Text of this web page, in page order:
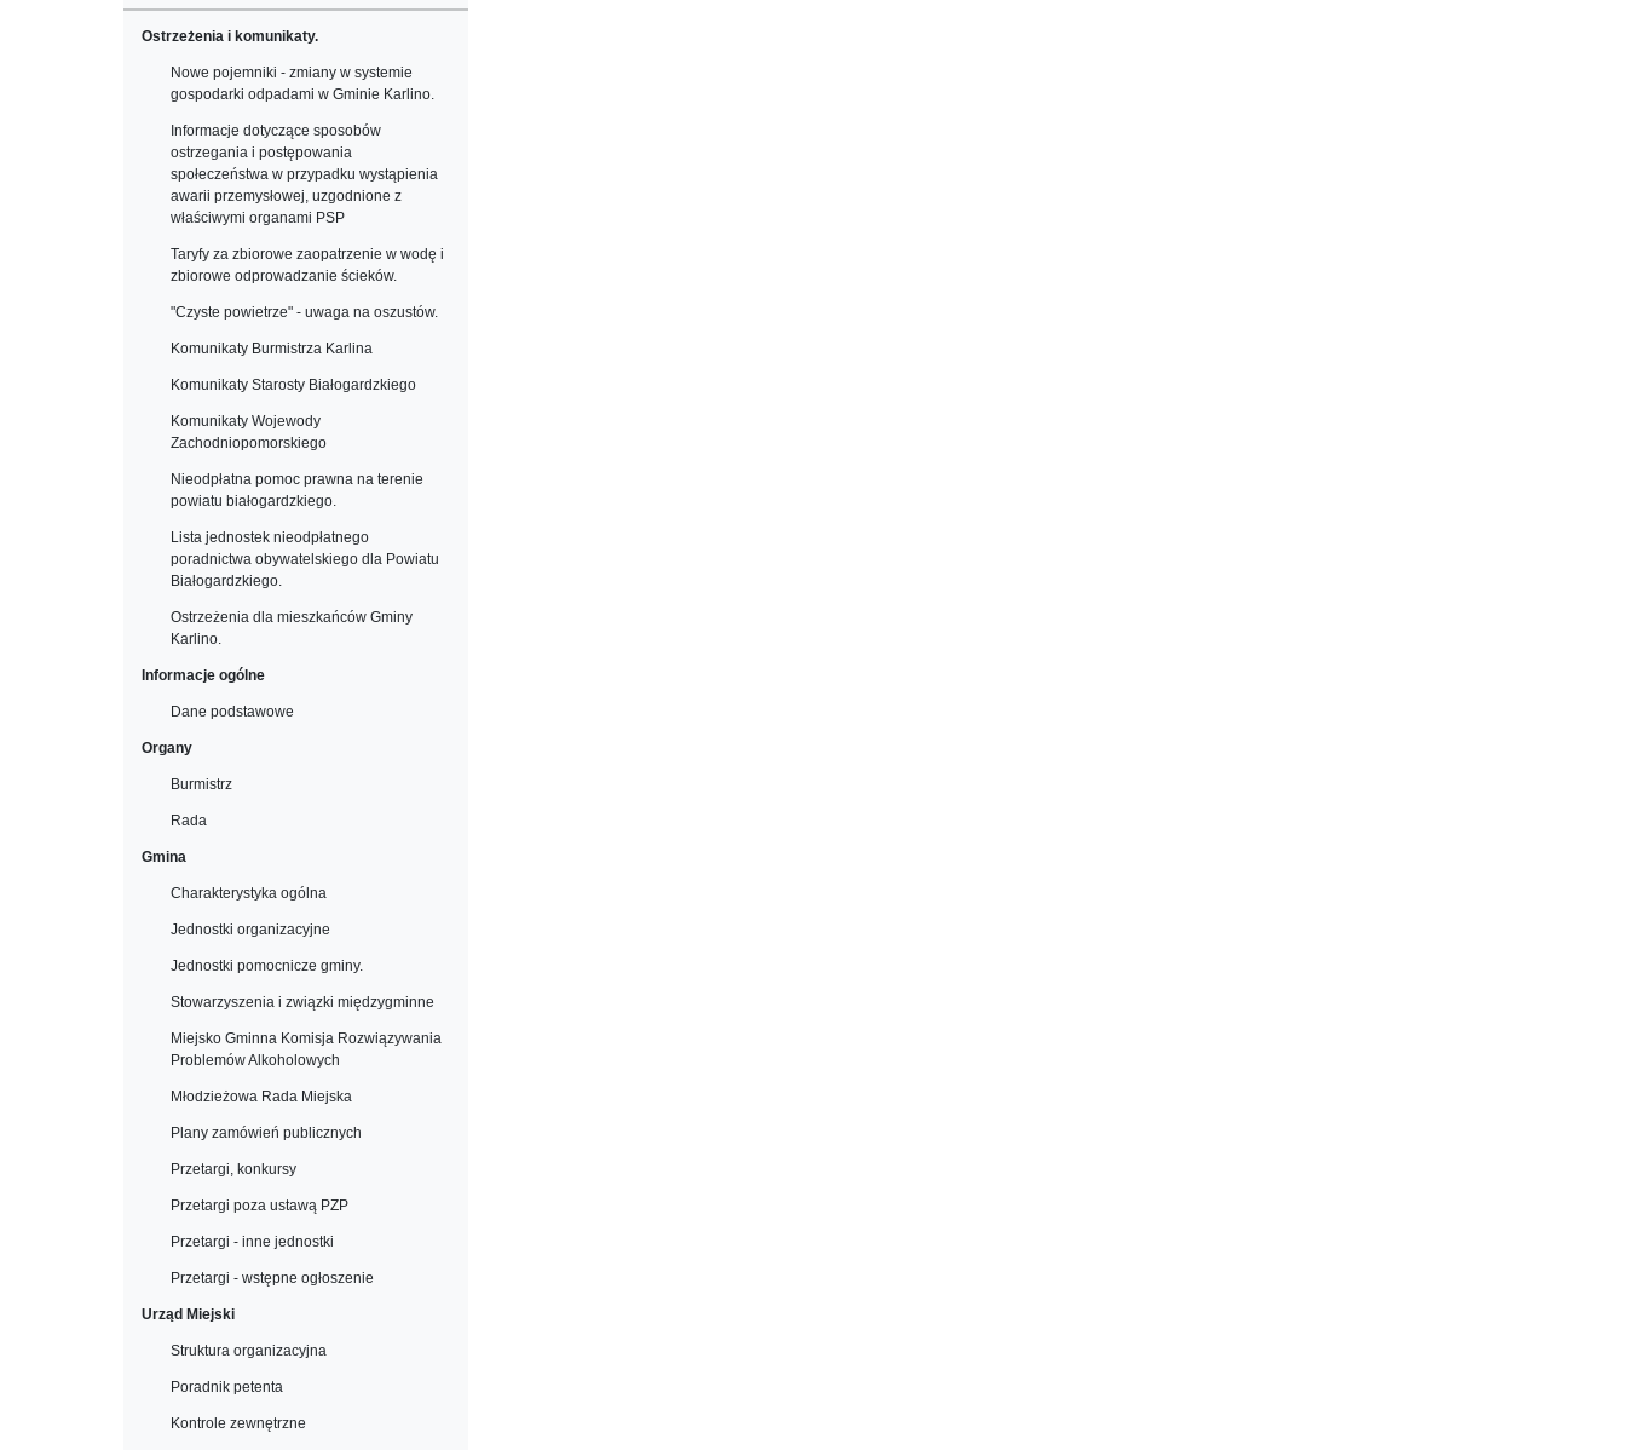
Ostrzeżenia i komunikaty.
Nowe pojemniki - zmiany w systemie
gospodarki odpadami w Gminie Karlino.
Informacje dotyczące sposobów
ostrzegania i postępowania
społeczeństwa w przypadku wystąpienia
awarii przemysłowej, uzgodnione z
właściwymi organami PSP
Taryfy za zbiorowe zaopatrzenie w wodę i
zbiorowe odprowadzanie ścieków.
"Czyste powietrze" - uwaga na oszustów.
Komunikaty Burmistrza Karlina
Komunikaty Starosty Białogardzkiego
Komunikaty Wojewody
Zachodniopomorskiego
Nieodpłatna pomoc prawna na terenie
powiatu białogardzkiego.
Lista jednostek nieodpłatnego
poradnictwa obywatelskiego dla Powiatu
Białogardzkiego.
Ostrzeżenia dla mieszkańców Gminy
Karlino.
Informacje ogólne
Dane podstawowe
Organy
Burmistrz
Rada
Gmina
Charakterystyka ogólna
Jednostki organizacyjne
Jednostki pomocnicze gminy.
Stowarzyszenia i związki międzygminne
Miejsko Gminna Komisja Rozwiązywania
Problemów Alkoholowych
Młodzieżowa Rada Miejska
Plany zamówień publicznych
Przetargi, konkursy
Przetargi poza ustawą PZP
Przetargi - inne jednostki
Przetargi - wstępne ogłoszenie
Urząd Miejski
Struktura organizacyjna
Poradnik petenta
Kontrole zewnętrzne